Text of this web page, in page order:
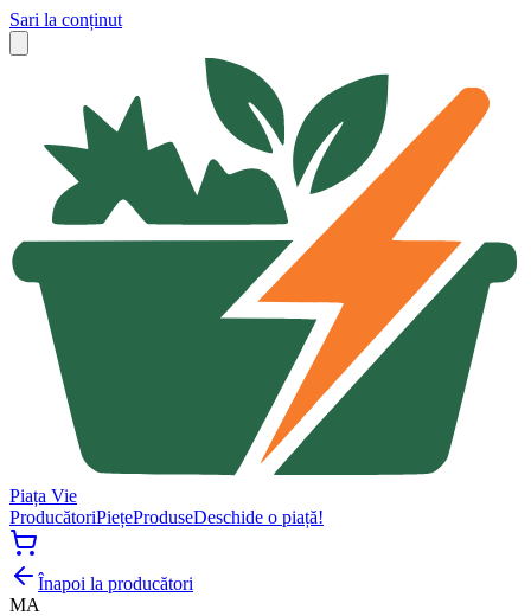
Sari la conținut
Piața Vie
ProducătoriPiețeProduseDeschide o piață!
Înapoi la producători
MA